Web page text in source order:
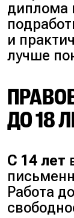
диплома
и
лучше
ДО 18
С 14 лет
Работа